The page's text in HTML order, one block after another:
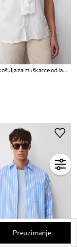
Medicine košulja za muškarce od lana
Preuzimanje